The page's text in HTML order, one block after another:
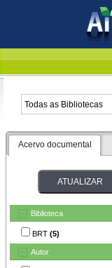
Acervo documental
Biblioteca
BRT (5)
Autor